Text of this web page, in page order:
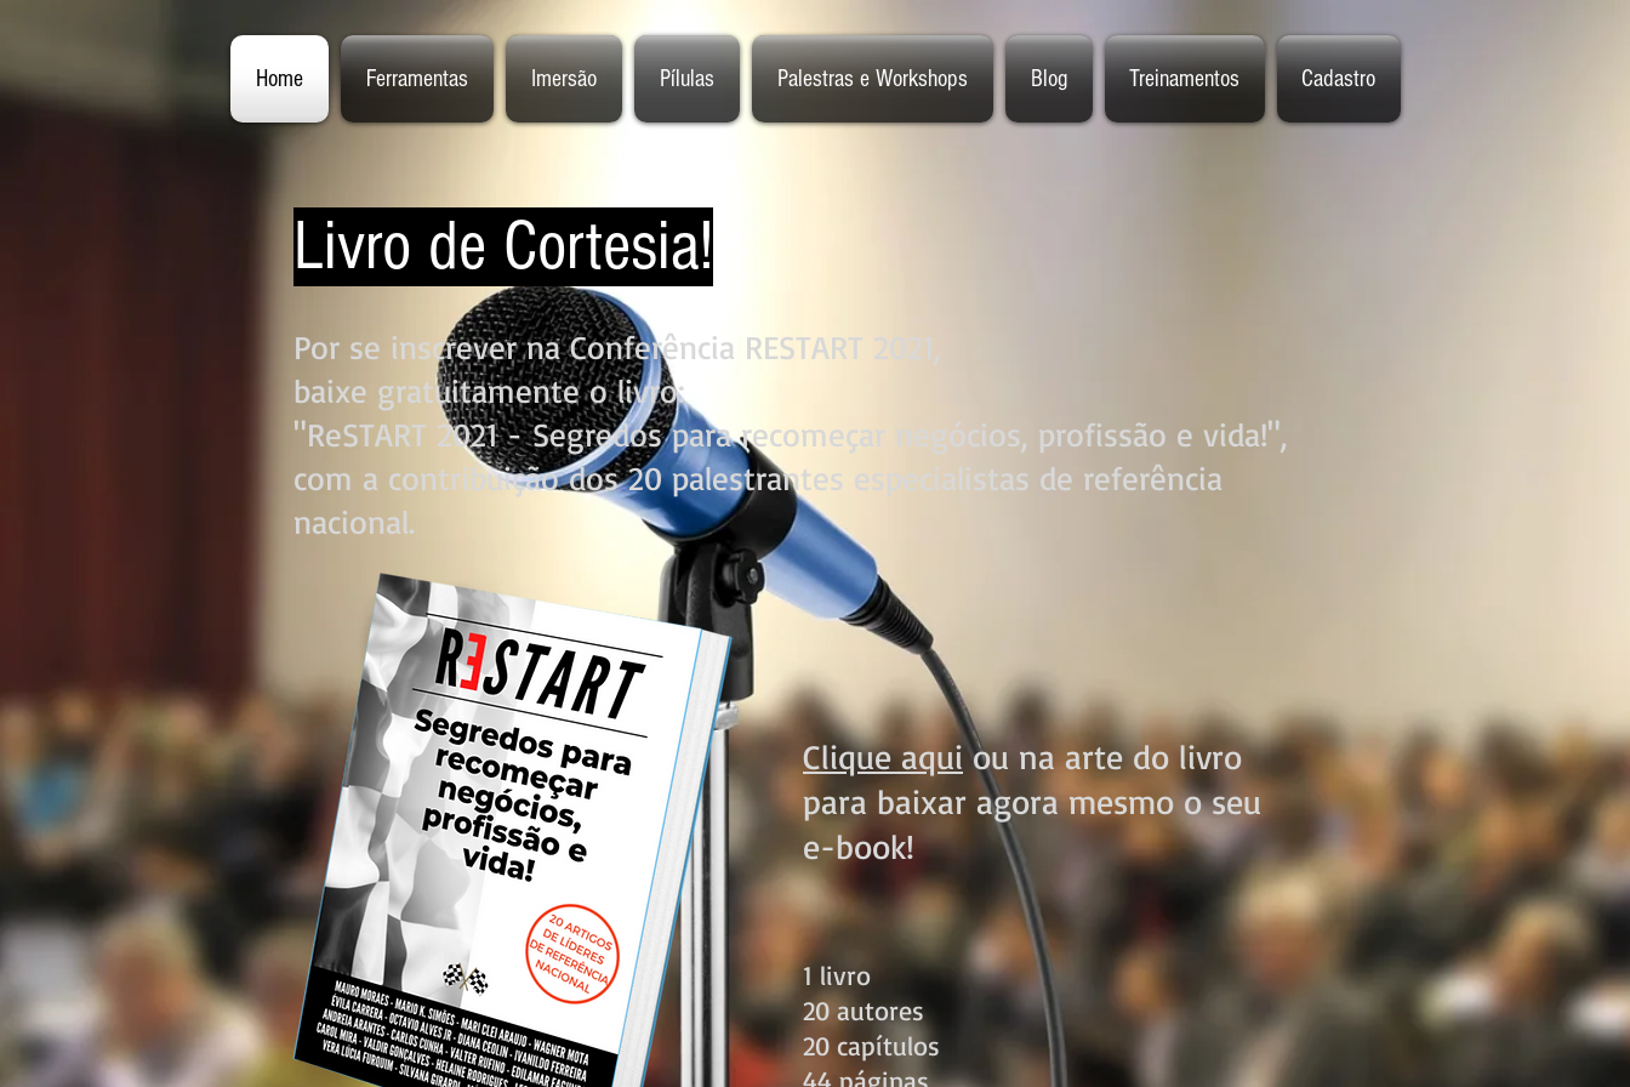
Home Ferramentas Imersão Pílulas Palestras e Workshops Blog Treinamentos Cadastro
Livro de Cortesia!
Por se inscrever na Conferência RESTART 2021,
baixe gratuitamente o livro:
"ReSTART 2021 - Segredos para recomeçar negócios, profissão e vida!",
com a contribuição dos 20 palestrantes especialistas de referência
nacional.
Clique aquiou na arte do livro
para baixar agora mesmo o seu
e-book!
1 livro
20 autores
20 capítulos
44 páginas